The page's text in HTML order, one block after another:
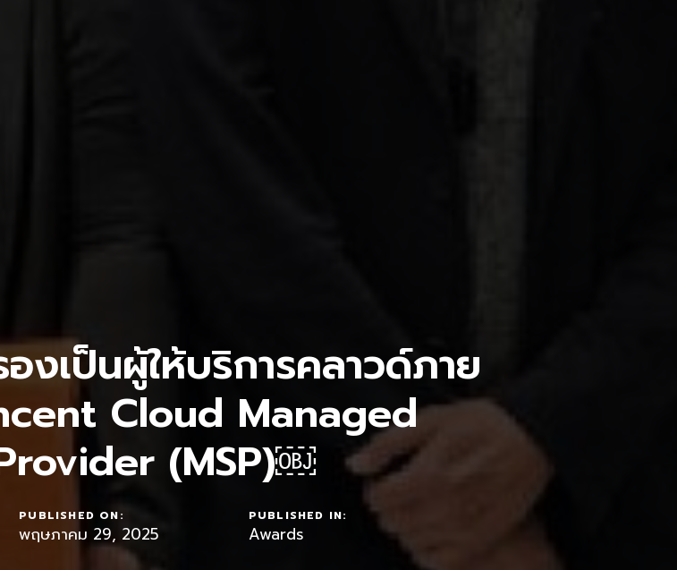
งเป็นผู้ให้บริการคลาวด์ภาย
Cloud Managed
(MSP)￼
PUBLISHED ON:
พฤษภาคม 29, 2025
PUBLISHED IN:
Awards